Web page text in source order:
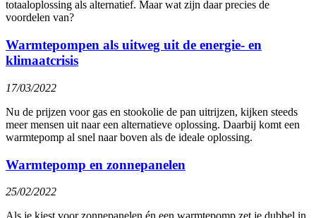
totaaloplossing als alternatief. Maar wat zijn daar precies de
voordelen van?
Warmtepompen als uitweg uit de energie- en
klimaatcrisis
17/03/2022
Nu de prijzen voor gas en stookolie de pan uitrijzen, kijken steeds
meer mensen uit naar een alternatieve oplossing. Daarbij komt een
warmtepomp al snel naar boven als de ideale oplossing.
Warmtepomp en zonnepanelen
25/02/2022